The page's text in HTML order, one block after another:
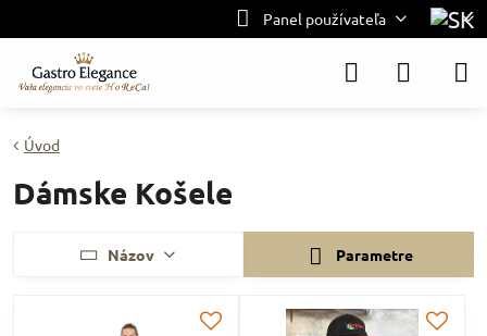
Panel používateľa
Úvod
Dámske Košele
Názov Parametre